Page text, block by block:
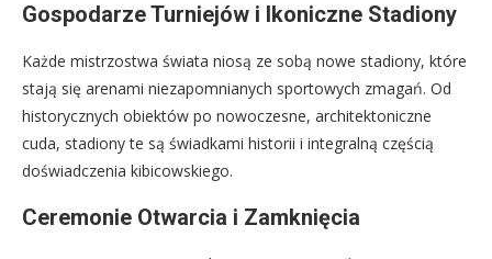
Gospodarze Turniejów i Ikoniczne Stadiony
Każde mistrzostwa świata niosą ze sobą nowe stadiony, które
stają się arenami niezapomnianych sportowych zmagań. Od
historycznych obiektów po nowoczesne, architektoniczne
cuda, stadiony te są świadkami historii i integralną częścią
doświadczenia kibicowskiego.
Ceremonie Otwarcia i Zamknięcia